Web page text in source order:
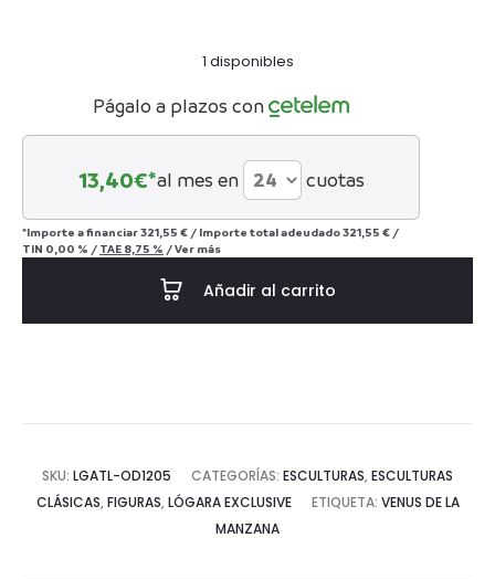
1 disponibles
Págalo a plazos con
13,40€*al mes en cuotas
*Importe a financiar321,55 € / Importe total adeudado321,55 € /
TIN 0,00 % / TAE 8,75 % /Ver más
Añadir al carrito
SKU: LGATL-OD1205 CATEGORÍAS: ESCULTURAS, ESCULTURAS
CLÁSICAS, FIGURAS, LÓGARA EXCLUSIVE ETIQUETA: VENUS DE LA
MANZANA